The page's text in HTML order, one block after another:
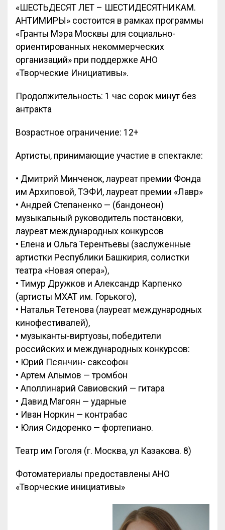
«ШЕСТЬДЕСЯТ ЛЕТ – ШЕСТИДЕСЯТНИКАМ.
АНТИМИРЫ» состоится в рамках программы
«Гранты Мэра Москвы для социально-
ориентированных некоммерческих
организаций» при поддержке АНО
«Творческие Инициативы».
Продолжительность: 1 час сорок минут без
антракта
Возрастное ограничение: 12+
Артисты, принимающие участие в спектакле:
• Дмитрий Минченок, лауреат премии Фонда
им Архиповой, ТЭФИ, лауреат премии «Лавр»
• Андрей Степаненко — (бандонеон)
музыкальный руководитель постановки,
лауреат международных конкурсов
• Елена и Ольга Терентьевы (заслуженные
артистки Республики Башкирия, солистки
театра «Новая опера»),
• Тимур Дружков и Александр Карпенко
(артисты МХАТ им. Горького),
• Наталья Тетенова (лауреат международных
кинофестивалей),
• музыканты-виртуозы, победители
российских и международных конкурсов:
• Юрий Псянчин- саксофон
• Артем Алымов — тромбон
• Аполлинарий Савиовский — гитара
• Давид Магоян — ударные
• Иван Норкин — контрабас
• Юлия Сидоренко — фортепиано.
Театр им Гоголя (г. Москва, ул Казакова. 8)
Фотоматериалы предоставлены АНО
«Творческие инициативы»